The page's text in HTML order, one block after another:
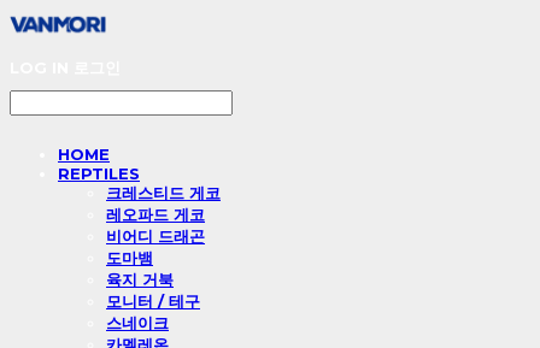
HOME
REPTILES
크레스티드 게코
레오파드 게코
비어디 드래곤
도마뱀
육지 거북
모니터 / 테구
스네이크